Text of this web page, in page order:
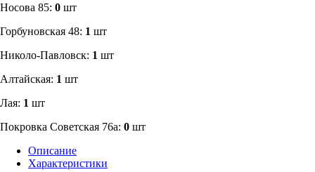
Носова 85: 0 шт
​Горбуновская 48: 1 шт
​Николо-Павловск: 1 шт
Алтайская: 1 шт
Лая: 1 шт
Покровка Советская 76а: 0 шт
Описание
Характеристики